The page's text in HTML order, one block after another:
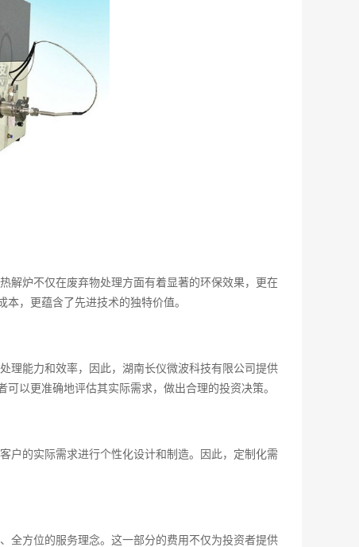
解炉不仅在废弃物处理方面有着显著的环保效果，更在
，更蕴含了先进技术的独特价值。
理能力和效率，因此，湖南长仪微波科技有限公司提供
以更准确地评估其实际需求，做出合理的投资决策。
户的实际需求进行个性化设计和制造。因此，定制化需
全方位的服务理念。这一部分的费用不仅为投资者提供